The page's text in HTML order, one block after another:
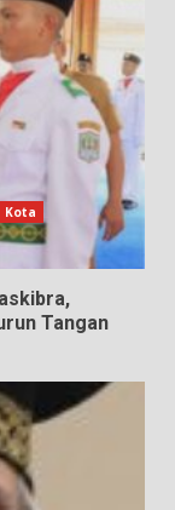
Kota
Tangan